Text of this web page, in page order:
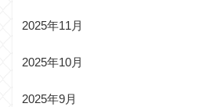
2025年11月
2025年10月
2025年9月